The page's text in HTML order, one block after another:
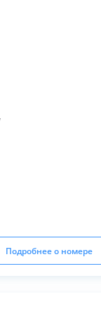
Подробнее о номере